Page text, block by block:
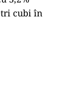
cubi în